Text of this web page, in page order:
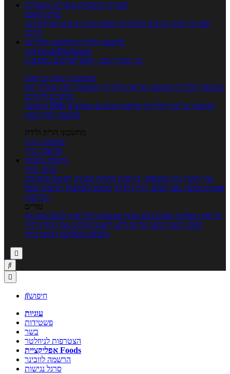
מוצרים ומאכלים מוצרים ומאכלים
מילון האוכל
תפריטי תזונה ערכים תזונתיים חיפוש ע"פ רכיבים מכילים הכי
הרבה
מחשבון קלוריות מחשבון קלוריות
מנוי FoodsDictionary
5 ימי ניסיון חינם - לחצו לפרטים נוספים
מחשבוני תזונה ובריאות
מחשבון קלוריות מחשבון שריפת קלוריות מחשבון דופק מטרה יחס
מותניים לירכיים
מחשבון BMI
מחשבון צריכת קלוריות מחשבון מינונים מומלצים
מחשבון אחוז שומן
מחשבוני הריון ולידה
מחשבון הריון
מחשבון ביוץ
כתבות כתבות
ערוצי תוכן
איך להכין בית ומשפחה בריאות מחלות ובעיות רפואה משלימה
ספורט וכושר גופני נשים, הריון ולידה טיפים והמלצות חדשות אוכל
ובריאות
טורים
בריאות בצלחת טעים ללא גלוטן טבעונות לבריאות לבשל כמו שף
תזונה לבטן רגועה מרזים ללא דיאטה מזיזים את הגוף הרזיה
ורפואה משלימה גורמה ביתי



חיפוש
עוגיות
פשטידות
בשר
הצטרפות לניוזלטר
אפליקציית Foods
הרשמה לוובינר
סרגל נגישות